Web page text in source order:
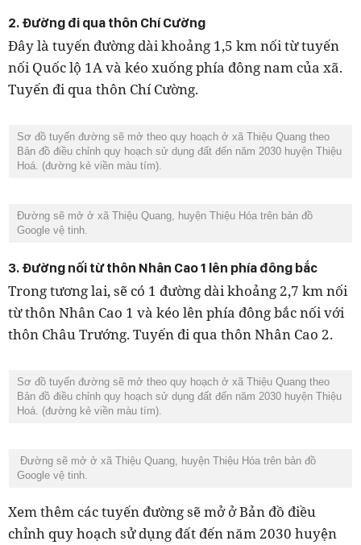
2. Đường đi qua thôn Chí Cường
Đây là tuyến đường dài khoảng 1,5 km nối từ tuyến
nối Quốc lộ 1A và kéo xuống phía đông nam của xã.
Tuyến đi qua thôn Chí Cường.
Sơ đồ tuyến đường sẽ mở theo quy hoạch ở xã Thiệu Quang theo
Bản đồ điều chỉnh quy hoạch sử dụng đất đến năm 2030 huyện Thiệu
Hoá. (đường kẻ viền màu tím).
Đường sẽ mở ở xã Thiệu Quang, huyện Thiệu Hóa trên bản đồ
Google vệ tinh.
3. Đường nối từ thôn Nhân Cao 1 lên phía đông bắc
Trong tương lai, sẽ có 1 đường dài khoảng 2,7 km nối
từ thôn Nhân Cao 1 và kéo lên phía đông bắc nối với
thôn Châu Trướng. Tuyến đi qua thôn Nhân Cao 2.
Sơ đồ tuyến đường sẽ mở theo quy hoạch ở xã Thiệu Quang theo
Bản đồ điều chỉnh quy hoạch sử dụng đất đến năm 2030 huyện Thiệu
Hoá. (đường kẻ viền màu tím).
Đường sẽ mở ở xã Thiệu Quang, huyện Thiệu Hóa trên bản đồ
Google vệ tinh.
Xem thêm các tuyến đường sẽ mở ở Bản đồ điều
chỉnh quy hoạch sử dụng đất đến năm 2030 huyện